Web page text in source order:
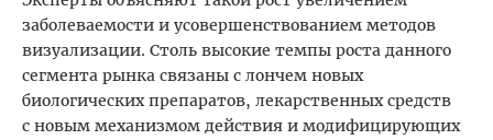
заболеваемости и усовершенствованием методов
визуализации. Столь высокие темпы роста данного
сегмента рынка связаны с лончем новых
биологических препаратов, лекарственных средств
с новым механизмом действия и модифицирующих